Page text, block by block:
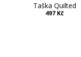
Taška Quilted
497 Kč